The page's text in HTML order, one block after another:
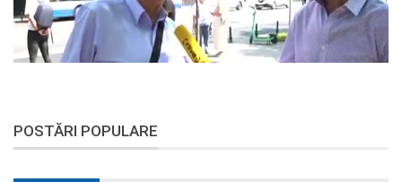
POSTĂRI POPULARE